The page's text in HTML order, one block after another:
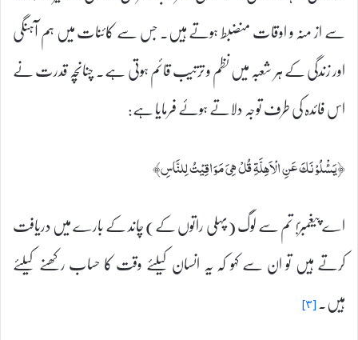
سے از منہ و اوقات منضبط ہوتے ہیں۔ جس سے کائنات میں ہم آہنگی
اور زندگی کے ہر شعبہ میں نظم و ترتیب قائم ہوتی ہے۔ چنانچہ قدرت نے
اس فائدہ کی طرف توجہ دلاتے ہوئے فرمایا ہے:
﴿يَسْٔلُوْنَكَ عَنِ الْاَھِلَّۃِ قُلْ ھِىَ مَوَاقِيْتُ لِلنَّاسِ﴾
اے پیغمبرؐ! تم سے لوگ (پہلی راتوں کے) چاند کے بارے میں دریافت
کرتے ہیں تو ان سے کہو کہ یہ انسان کیلئے وقت کا حساب رکھنے کیلئے
ہیں۔[۳]